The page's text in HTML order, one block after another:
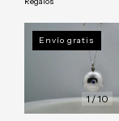
1/10
Envío gratis